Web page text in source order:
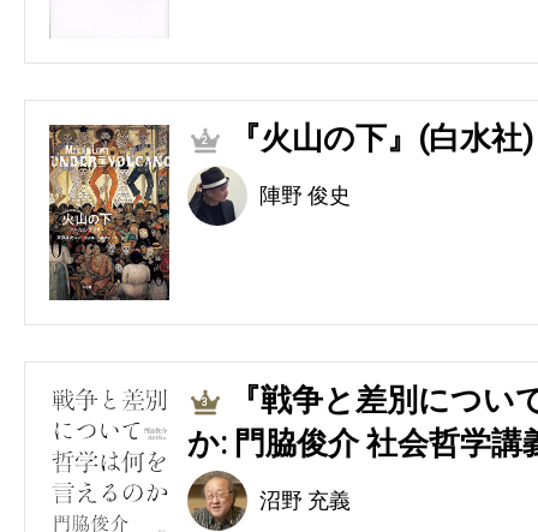
2 『火山の下』(白水社)
陣野 俊史
3
『戦争と差別につ
か: 門脇俊介 社会哲学講
沼野 充義